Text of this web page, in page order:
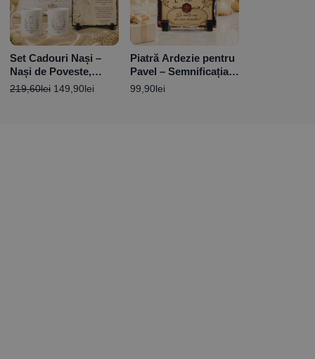
Set Cadouri Nași –
Nași de Poveste,
Personalizate
219,60lei 149,90lei
Piatră Ardezie pentru
Pavel – Semnificația
Numelui
99,90lei